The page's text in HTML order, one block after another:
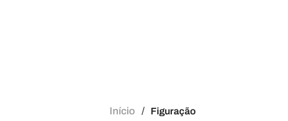
Início Figuração